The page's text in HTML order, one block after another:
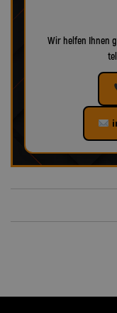
Wir helfen Ihnen